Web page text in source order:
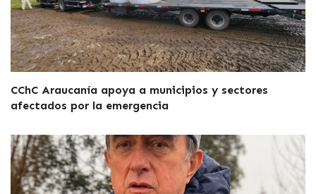
CChC Araucanía apoya a municipios y sectores
afectados por la emergencia